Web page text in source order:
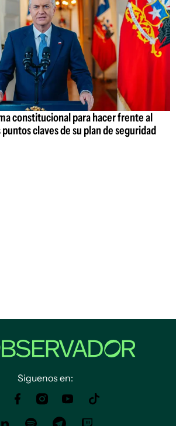
constitucional para hacer frente al
claves de su plan de seguridad
Siguenos en: